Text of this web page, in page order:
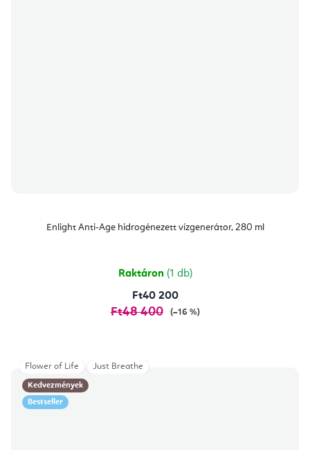
Enlight Anti-Age hidrogénezett vízgenerátor, 280 ml
Raktáron (1 db)
Ft40 200
Ft48 400 (–16 %)
Kedvezmények
Bestseller
Flower of Life Just Breathe